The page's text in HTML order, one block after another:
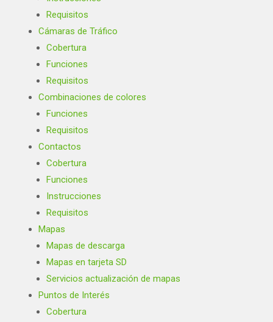
Requisitos
Cámaras de Tráfico
Cobertura
Funciones
Requisitos
Combinaciones de colores
Funciones
Requisitos
Contactos
Cobertura
Funciones
Instrucciones
Requisitos
Mapas
Mapas de descarga
Mapas en tarjeta SD
Servicios actualización de mapas
Puntos de Interés
Cobertura